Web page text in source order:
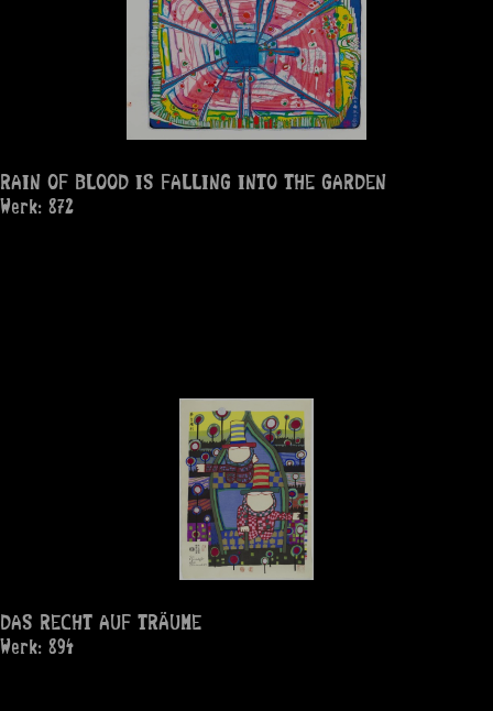
RAIN OF BLOOD IS FALLING INTO THE GARDEN
Werk: 872
DAS RECHT AUF TRÄUME
Werk: 894